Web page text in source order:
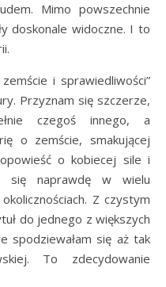
Mimo powszechnie
doskonale widoczne. I to
i sprawiedliwości”
Przyznam się szczerze,
czegoś innego, a
o zemście, smakującej
o kobiecej sile i
się naprawdę w wielu
Z czystym
do jednego z większych
spodziewałam się aż tak
To zdecydowanie